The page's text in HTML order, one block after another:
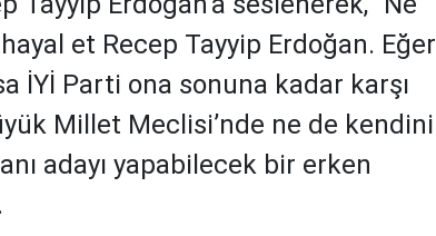
et Recep Tayyip Erdoğan. Eğer
İYİ Parti ona sonuna kadar karşı
Millet Meclisi’nde ne de kendini
adayı yapabilecek bir erken